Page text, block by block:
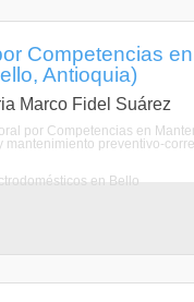
Competencias
Antioquia)
Marco Fidel Suárez
por Competencias en
mantenimiento preventivo-
en Bello